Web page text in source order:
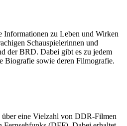
Informationen zu Leben und Wirken
Schauspielerinnen und
der BRD. Dabei gibt es zu jedem
Biografie sowie deren Filmografie.
eine Vielzahl von DDR-Filmen